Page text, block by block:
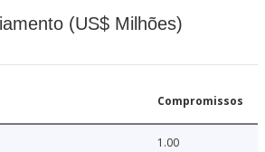
(US$ Milhões)
Compromissos
1.00